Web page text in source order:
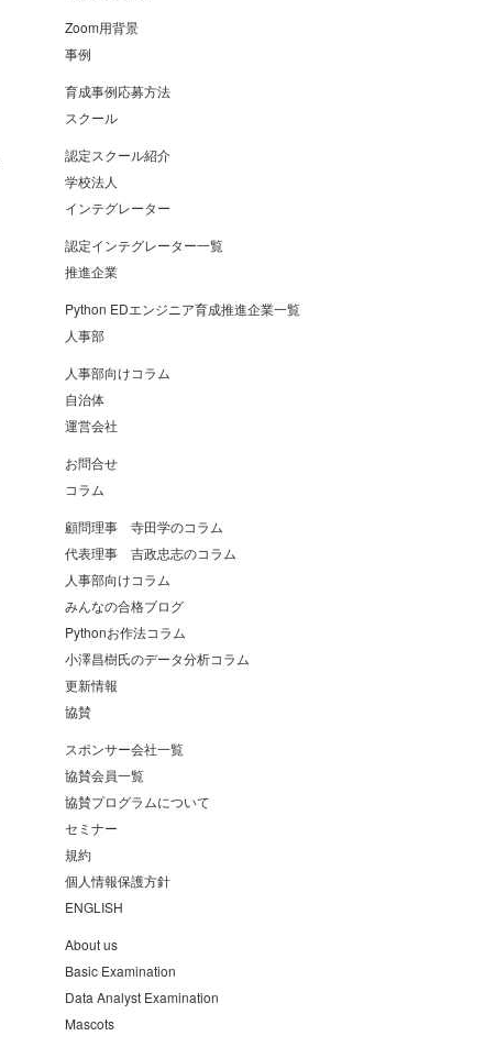
Zoom用背景
事例
育成事例応募方法
スクール
認定スクール紹介
学校法人
インテグレーター
認定インテグレーター一覧
推進企業
Python EDエンジニア育成推進企業一覧
人事部
人事部向けコラム
自治体
運営会社
お問合せ
コラム
顧問理事 寺田学のコラム
代表理事 吉政忠志のコラム
人事部向けコラム
みんなの合格ブログ
Pythonお作法コラム
小澤昌樹氏のデータ分析コラム
更新情報
協賛
スポンサー会社一覧
協賛会員一覧
協賛プログラムについて
セミナー
規約
個人情報保護方針
ENGLISH
About us
Basic Examination
Data Analyst Examination
Mascots